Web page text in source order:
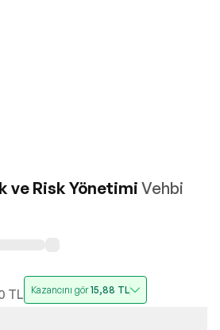
ve Risk Yönetimi Vehbi
TL Kazancını gör15,88 TL